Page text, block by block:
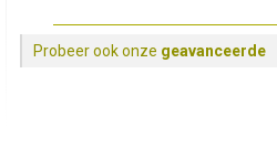
Probeer ook onze geavanceerde